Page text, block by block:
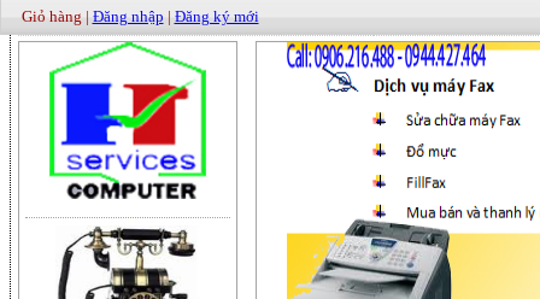
Giỏ hàng | Đăng nhập | Đăng ký mới